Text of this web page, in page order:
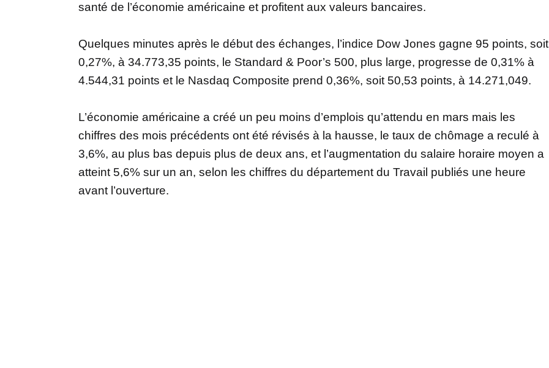
santé de l’économie américaine et profitent aux valeurs bancaires.
Quelques minutes après le début des échanges, l’indice Dow Jones gagne 95 points, soit
0,27%, à 34.773,35 points, le Standard & Poor’s 500, plus large, progresse de 0,31% à
4.544,31 points et le Nasdaq Composite prend 0,36%, soit 50,53 points, à 14.271,049.
L’économie américaine a créé un peu moins d’emplois qu’attendu en mars mais les
chiffres des mois précédents ont été révisés à la hausse, le taux de chômage a reculé à
3,6%, au plus bas depuis plus de deux ans, et l’augmentation du salaire horaire moyen a
atteint 5,6% sur un an, selon les chiffres du département du Travail publiés une heure
avant l’ouverture.